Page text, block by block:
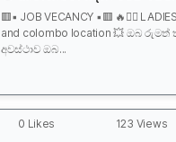
🟥▪️ JOB VECANCY ▪️🟥 🔥👱‍♀️
and colombo location 💥 ඔබ
අවස්ථාව ඔබ...
0 Likes 123 Views